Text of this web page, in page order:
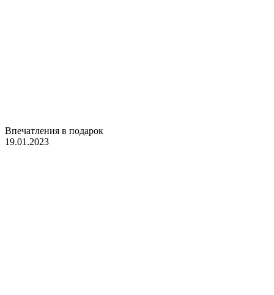
Впечатления в подарок
19.01.2023